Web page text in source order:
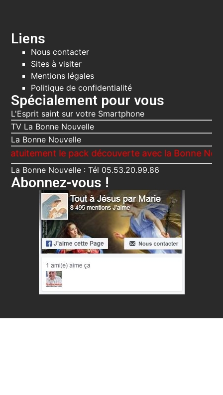
Liens
Nous contacter
Sites à visiter
Mentions légales
Politique de confidentialité
Spécialement pour vous
L'Esprit saint sur votre Smartphone
TV La Bonne Nouvelle
La Bonne Nouvelle
le pack découverte avec la Bonne Nouvelle,
La Bonne Nouvelle : Tél 05.53.20.99.86
Abonnez-vous !